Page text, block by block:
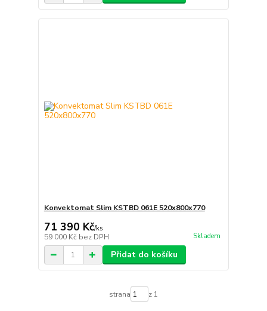
Konvektomat Slim KSTBD 061E 520x800x770
71 390 Kč/ks
59 000 Kč bez DPH Skladem
Přidat do košíku
strana z 1